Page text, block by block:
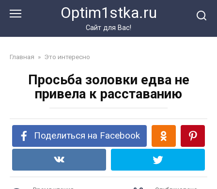
Optim1stka.ru
Сайт для Вас!
Главная » Это интересно
Просьба золовки едва не
привела к расставанию
Поделиться на Facebook